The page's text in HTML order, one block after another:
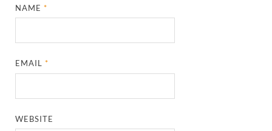
NAME*
EMAIL*
WEBSITE